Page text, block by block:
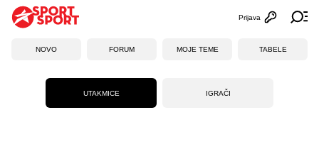
Otvori
Prijava
NOVO FORUM MOJE TEME TABELE
UTAKMICE IGRAČI